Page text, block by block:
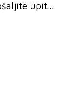
upit...